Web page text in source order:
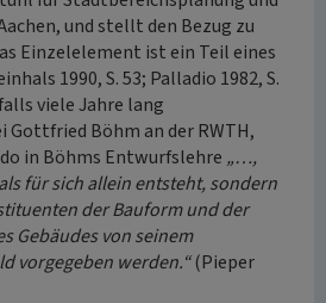
und stellt den Bezug zu
Einzelelement ist ein Teil eines
1990, S. 53; Palladio 1982, S.
viele Jahre lang
Böhm an der RWTH,
in Böhms Entwurfslehre „…,
für sich allein entsteht, sondern
der Bauform und der
Gebäudes von seinem
vorgegeben werden.“(Pieper